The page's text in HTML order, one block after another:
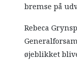
bremse på
Rebeca
øjeblikket